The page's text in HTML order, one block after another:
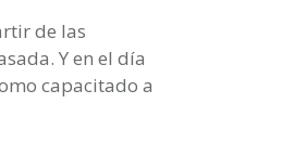
de las
Y en el día
capacitado a